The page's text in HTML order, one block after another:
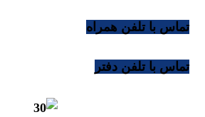
تماس با تلفن همراه
تماس با تلفن دفتر